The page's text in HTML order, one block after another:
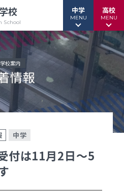
校
School
中学
MENU
緊急情報
高校
MENU
緊急情報
学校案内
情報
中学
付は11月2日～5